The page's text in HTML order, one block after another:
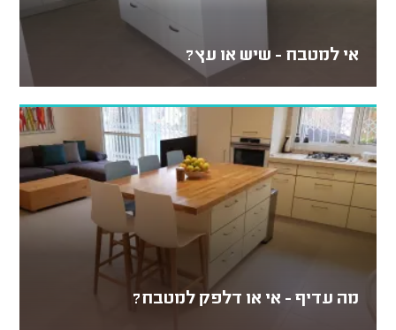
אי למטבח - שיש או עץ?
מה עדיף - אי או דלפק למטבח?